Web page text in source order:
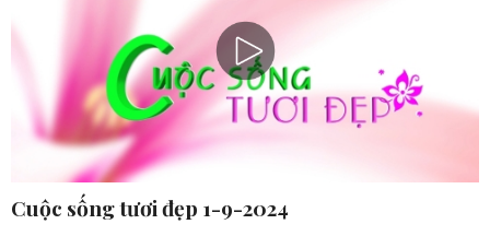
Cuộc sống tươi đẹp 1-9-2024